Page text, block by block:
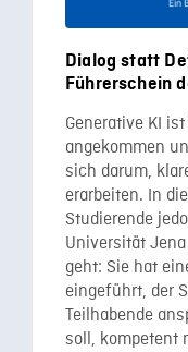
Dialog statt
Führerschein
Generative KI
angekommen
sich darum,
erarbeiten. In
Studierende
Universität
geht: Sie hat
eingeführt, der
Teilhabende
soll, kompetent